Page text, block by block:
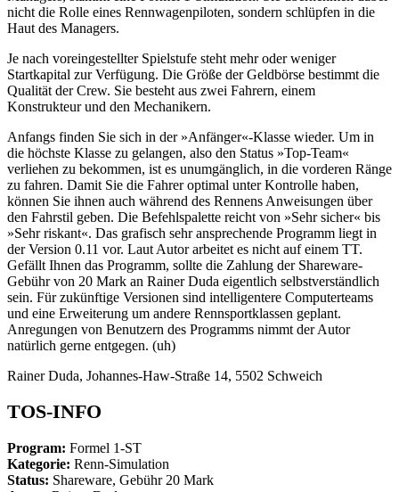
nicht die Rolle eines Rennwagenpiloten, sondern schlüpfen in die
Haut des Managers.
Je nach voreingestellter Spielstufe steht mehr oder weniger
Startkapital zur Verfügung. Die Größe der Geldbörse bestimmt die
Qualität der Crew. Sie besteht aus zwei Fahrern, einem
Konstrukteur und den Mechanikern.
Anfangs finden Sie sich in der »Anfänger«-Klasse wieder. Um in
die höchste Klasse zu gelangen, also den Status »Top-Team«
verliehen zu bekommen, ist es unumgänglich, in die vorderen Ränge
zu fahren. Damit Sie die Fahrer optimal unter Kontrolle haben,
können Sie ihnen auch während des Rennens Anweisungen über
den Fahrstil geben. Die Befehlspalette reicht von »Sehr sicher« bis
»Sehr riskant«. Das grafisch sehr ansprechende Programm liegt in
der Version 0.11 vor. Laut Autor arbeitet es nicht auf einem TT.
Gefällt Ihnen das Programm, sollte die Zahlung der Shareware-
Gebühr von 20 Mark an Rainer Duda eigentlich selbstverständlich
sein. Für zukünftige Versionen sind intelligentere Computerteams
und eine Erweiterung um andere Rennsportklassen geplant.
Anregungen von Benutzern des Programms nimmt der Autor
natürlich gerne entgegen. (uh)
Rainer Duda, Johannes-Haw-Straße 14, 5502 Schweich
TOS-INFO
Program: Formel 1-ST
Kategorie: Renn-Simulation
Status: Shareware, Gebühr 20 Mark